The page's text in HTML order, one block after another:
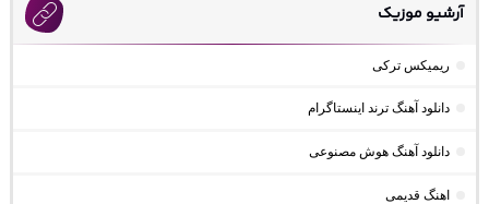
آرشیو موزیک
ریمیکس ترکی
دانلود آهنگ ترند اینستاگرام
دانلود آهنگ هوش مصنوعی
اهنگ قدیمی